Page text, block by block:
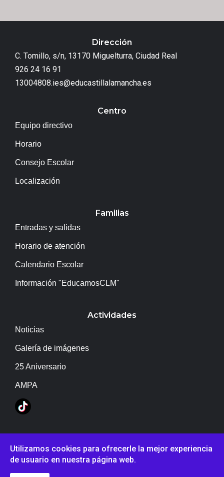
Dirección
C. Tomillo, s/n, 13170 Miguelturra, Ciudad Real
926 24 16 91
13004808.ies@educastillalamancha.es
Centro
Equipo directivo
Horario
Consejo Escolar
Localización
Familias
Entradas y salidas
Horario de atención
Calendario Escolar
Información "EducamosCLM"
Actividades
Noticias
Galería de imágenes
25 Aniversario
AMPA
Utilizamos cookies para ofrecerle la mejor experiencia
de usuario en nuestra página web.